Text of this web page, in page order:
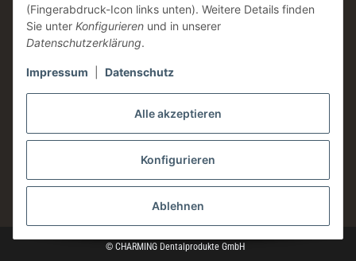
Alle akzeptieren
Konfigurieren
Ablehnen
(Fingerabdruck-Icon links unten). Weitere Details finden
Sie unter Konfigurieren und in unserer
Datenschutzerklärung.
Impressum Datenschutz
Informationen
Rechtliches
* Alle Preise zzgl. gesetzlicher USt., zzgl.
© CHARMING Dentalprodukte GmbH